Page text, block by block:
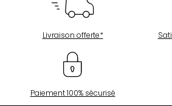
Livraison offerte*
Paiement 100% sécurisé